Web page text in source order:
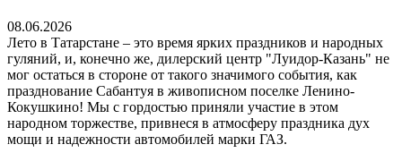
08.06.2026
Лето в Татарстане – это время ярких праздников и народных
гуляний, и, конечно же, дилерский центр "Луидор-Казань" не
мог остаться в стороне от такого значимого события, как
празднование Сабантуя в живописном поселке Ленино-
Кокушкино! Мы с гордостью приняли участие в этом
народном торжестве, привнеся в атмосферу праздника дух
мощи и надежности автомобилей марки ГАЗ.